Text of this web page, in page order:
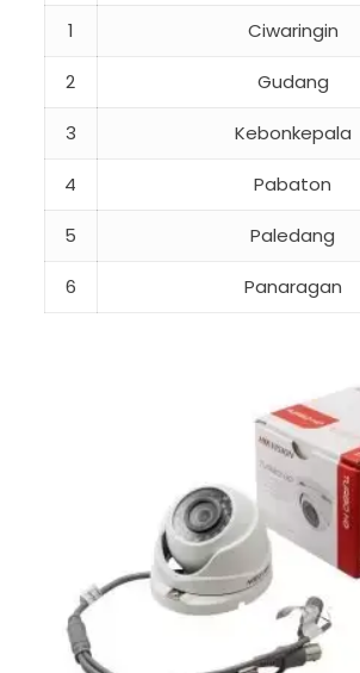
1 Ciwaringin
2 Gudang
3 Kebonkepala
4 Pabaton
5 Paledang
6 Panaragan